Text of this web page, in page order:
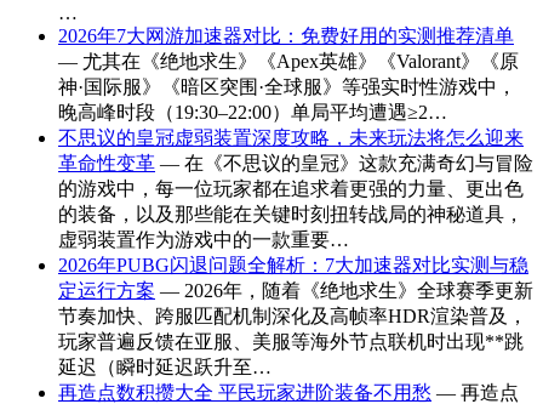
…
2026年7大网游加速器对比：免费好用的实测推荐清单
— 尤其在《绝地求生》《Apex英雄》《Valorant》《原
神·国际服》《暗区突围·全球服》等强实时性游戏中，
晚高峰时段（19:30–22:00）单局平均遭遇≥2…
不思议的皇冠虚弱装置深度攻略，未来玩法将怎么迎来
革命性变革 — 在《不思议的皇冠》这款充满奇幻与冒险
的游戏中，每一位玩家都在追求着更强的力量、更出色
的装备，以及那些能在关键时刻扭转战局的神秘道具，
虚弱装置作为游戏中的一款重要…
2026年PUBG闪退问题全解析：7大加速器对比实测与稳
定运行方案 — 2026年，随着《绝地求生》全球赛季更新
节奏加快、跨服匹配机制深化及高帧率HDR渲染普及，
玩家普遍反馈在亚服、美服等海外节点联机时出现**跳
延迟（瞬时延迟跃升至…
再造点数积攒大全 平民玩家进阶装备不用愁 — 再造点